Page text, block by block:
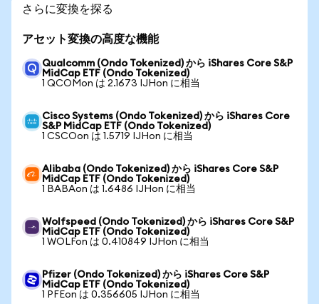
さらに変換を探る
アセット変換の高度な機能
Qualcomm (Ondo Tokenized) から iShares Core S&P
MidCap ETF (Ondo Tokenized)
1 QCOMon は 2.1673 IJHon に相当
Cisco Systems (Ondo Tokenized) から iShares Core
S&P MidCap ETF (Ondo Tokenized)
1 CSCOon は 1.5719 IJHon に相当
Alibaba (Ondo Tokenized) から iShares Core S&P
MidCap ETF (Ondo Tokenized)
1 BABAon は 1.6486 IJHon に相当
Wolfspeed (Ondo Tokenized) から iShares Core S&P
MidCap ETF (Ondo Tokenized)
1 WOLFon は 0.410849 IJHon に相当
Pfizer (Ondo Tokenized) から iShares Core S&P
MidCap ETF (Ondo Tokenized)
1 PFEon は 0.356605 IJHon に相当